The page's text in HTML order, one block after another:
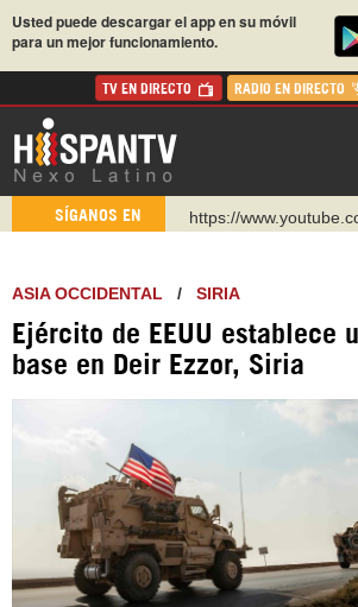
Usted puede descargar el app en su móvil
para un mejor funcionamiento.
TV EN DIRECTO RADIO EN DIRECTO
SÍGANOS EN
https://
https://t.me/
https://urmedium.com/
WhatsApp y Viber:
https://
ASIA OCCIDENTAL / SIRIA
Ejército de EEUU establece
base en Deir Ezzor, Siria